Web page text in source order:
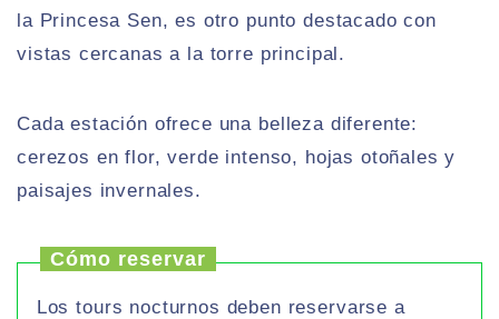
la Princesa Sen, es otro punto destacado con
vistas cercanas a la torre principal.
Cada estación ofrece una belleza diferente:
cerezos en flor, verde intenso, hojas otoñales y
paisajes invernales.
Cómo reservar
Los tours nocturnos deben reservarse a